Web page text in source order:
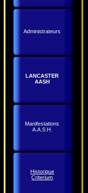
Administrateurs
LANCASTER
AASH
Manifestations
A.A.S.H.
Historique
Criterium